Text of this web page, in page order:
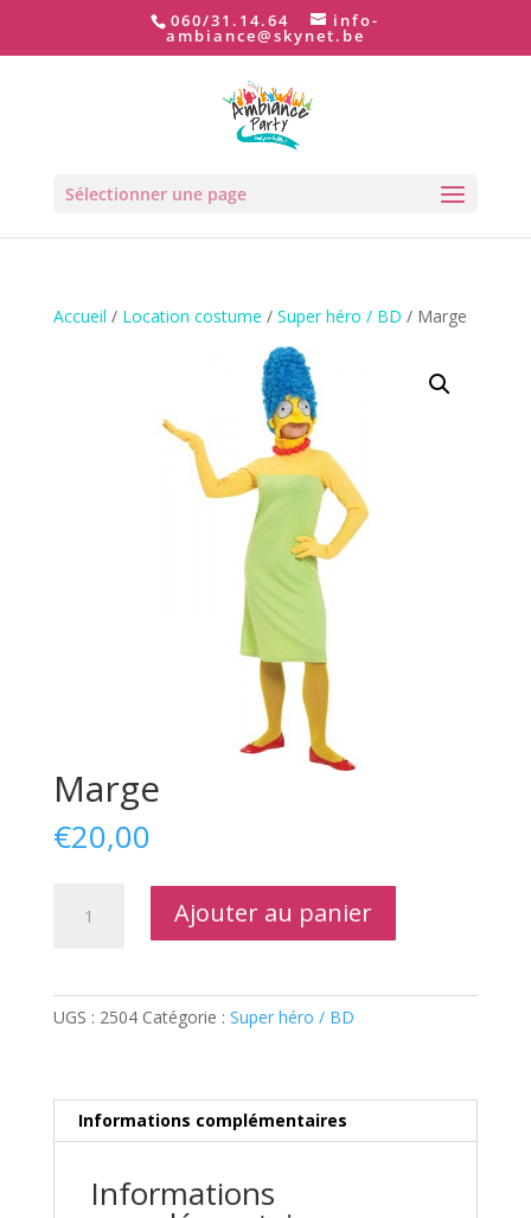
060/31.14.64 info-
ambiance@skynet.be
Sélectionner une page
Accueil / Location costume / Super héro / BD / Marge
Marge
€20,00
Ajouter au panier
UGS : 2504 Catégorie : Super héro / BD
Informations complémentaires
Informations